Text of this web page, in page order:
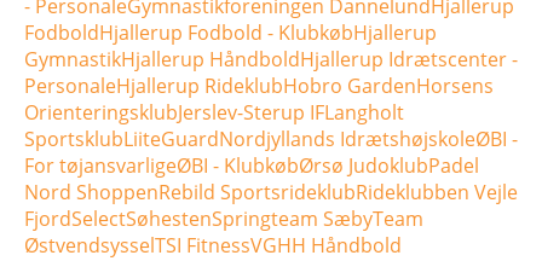
- PersonaleGymnastikforeningen DannelundHjallerup
FodboldHjallerup Fodbold - KlubkøbHjallerup
GymnastikHjallerup HåndboldHjallerup Idrætscenter -
PersonaleHjallerup RideklubHobro GardenHorsens
OrienteringsklubJerslev-Sterup IFLangholt
SportsklubLiiteGuardNordjyllands IdrætshøjskoleØBI -
For tøjansvarligeØBI - KlubkøbØrsø JudoklubPadel
Nord ShoppenRebild SportsrideklubRideklubben Vejle
FjordSelectSøhestenSpringteam SæbyTeam
ØstvendsysselTSI FitnessVGHH Håndbold